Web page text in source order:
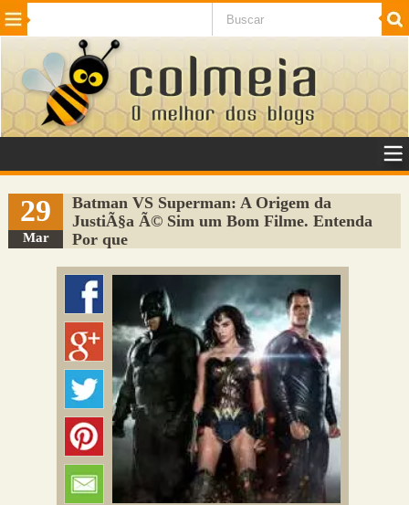
Beleza Cinema e TV
Internet Jogos NotÃ­cias SaÃºde
VeÃ­culos Adulto
Sugerir Link
Adicionar Blog
Colmeia Exchange
29
Mar
Batman VS Superman: A Origem da
JustiÃ§a Ã© Sim um Bom Filme. Entenda
Por que